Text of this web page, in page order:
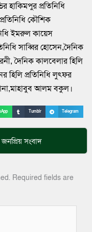
হাকিমপুর প্রতিনিধি
কৌশিক
ইমরুল কায়েস
সাব্বির হোসেন,দৈনিক
দৈনিক কালবেলার হিলি
হিলি প্রতিনিধি লুৎফর
আলম বকুল।
Tumblr Telegram
সংবাদ
Required fields are